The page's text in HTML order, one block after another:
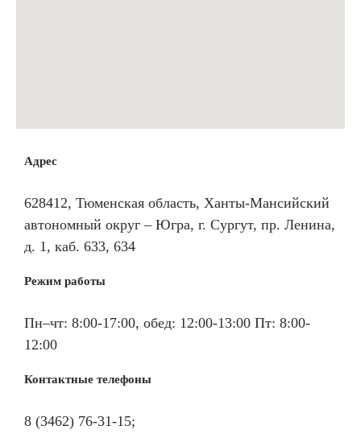
Адрес
628412, Тюменская область, Ханты-Мансийский
автономный округ – Югра, г. Сургут, пр. Ленина,
д. 1, каб. 633, 634
Режим работы
Пн–чт: 8:00-17:00, обед: 12:00-13:00 Пт: 8:00-
12:00
Контактные телефоны
8 (3462) 76-31-15;